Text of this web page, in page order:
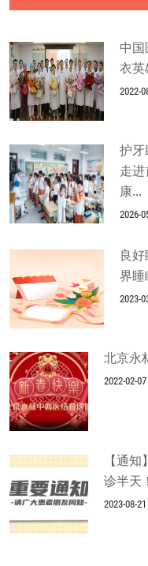
中
衣英
2022-
护
走
康...
2026-
良
界睡
2023-
北京永
2022-02-07
【通
诊半天！
2023-08-21